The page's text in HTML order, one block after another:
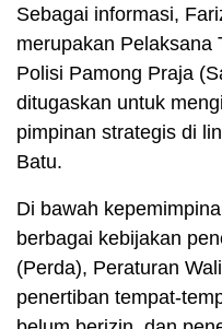
Sebagai informasi,
merupakan Pelaksana
Polisi Pamong Praja
ditugaskan untuk
pimpinan strategis di
Batu.
Di bawah
berbagai kebijakan
(Perda), Peraturan
penertiban tempat-